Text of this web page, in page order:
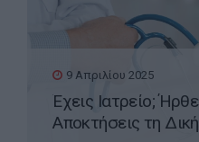
9 Απριλίου 2025
Έχεις Ιατρείο;
Αποκτήσεις τη